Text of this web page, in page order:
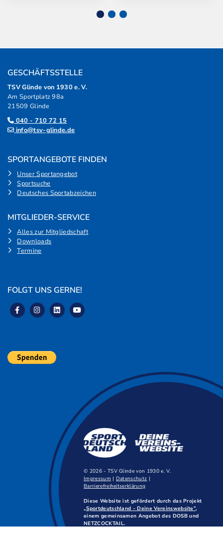
GESCHÄFTSSTELLE
TSV Glinde von 1930 e. V.
Am Sportplatz 98a
21509 Glinde
040 - 710 72 15
info@tsv-glinde.de
SPORTANGEBOTE FINDEN
Unser Sportangebot
Sportsuche
Deutsches Sportabzeichen
MITGLIEDER-SERVICE
Alles zur Mitgliedschaft
Downloads
Termine
FOLGT UNS GERNE!
© 2026 - TSV Glinde von 1930 e. V.
Impressum | Datenschutz |
Barrierefreiheitserklärung
Diese Website ist gefördert durch das Projekt
„Sportdeutschland – Deine Vereinswebsite”,
einem gemeinsamen Angebot des DOSB und
NETZCOCKTAIL.